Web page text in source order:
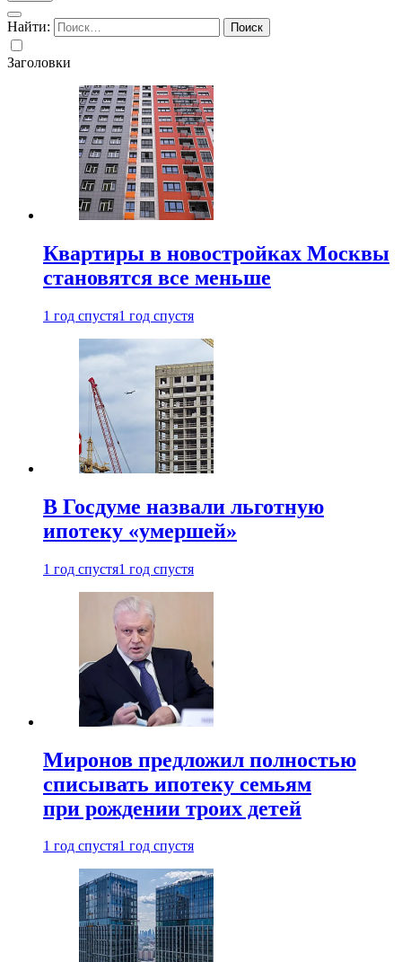
Найти:
Заголовки
Квартиры в новостройках Москвы
становятся все меньше
1 год спустя1 год спустя
В Госдуме назвали льготную
ипотеку «умершей»
1 год спустя1 год спустя
Миронов предложил полностью
списывать ипотеку семьям
при рождении троих детей
1 год спустя1 год спустя